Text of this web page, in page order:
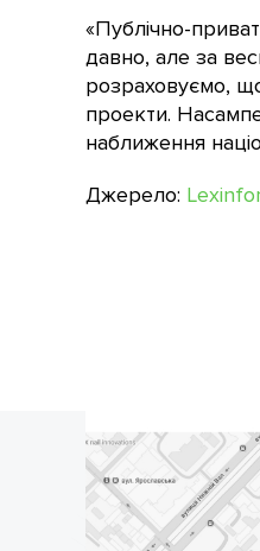
«Публічно-
давно, але за
розраховуємо,
проекти.
наближення
Джерело: